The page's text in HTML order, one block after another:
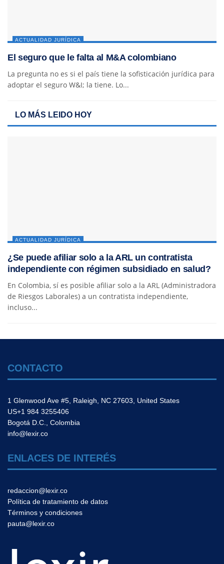
ACTUALIDAD JURÍDICA
El seguro que le falta al M&A colombiano
La pregunta no es si el país tiene la sofisticación jurídica para
adoptar el seguro W&I; la tiene. Lo...
LO MÁS LEIDO HOY
ACTUALIDAD JURÍDICA
¿Se puede afiliar solo a la ARL un contratista
independiente con régimen subsidiado en salud?
En Colombia, sí es posible afiliar solo a la ARL (Administradora
de Riesgos Laborales) a un contratista independiente,
incluso...
CONTACTO
1 Glenwood Ave #5, Raleigh, NC 27603, United States
US+1 984 3255406
Bogotá D.C., Colombia
info@lexir.co
ENLACES DE INTERÉS
redaccion@lexir.co
Política de tratamiento de datos
Términos y condiciones
pauta@lexir.co